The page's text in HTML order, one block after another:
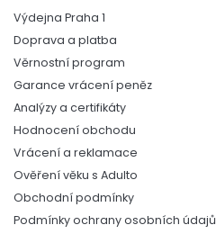
Výdejna Praha 1
Doprava a platba
Věrnostní program
Garance vrácení peněz
Analýzy a certifikáty
Hodnocení obchodu
Vrácení a reklamace
Ověření věku s Adulto
Obchodní podmínky
Podmínky ochrany osobních údajů